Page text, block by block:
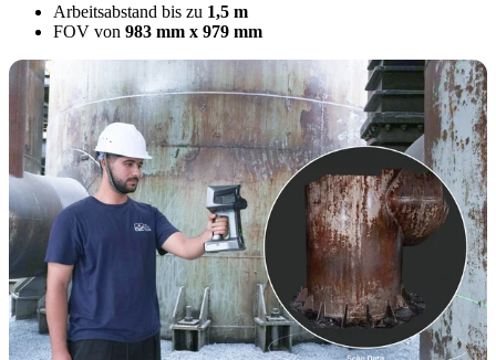
Arbeitsabstand bis zu 1,5 m
FOV von 983 mm x 979 mm